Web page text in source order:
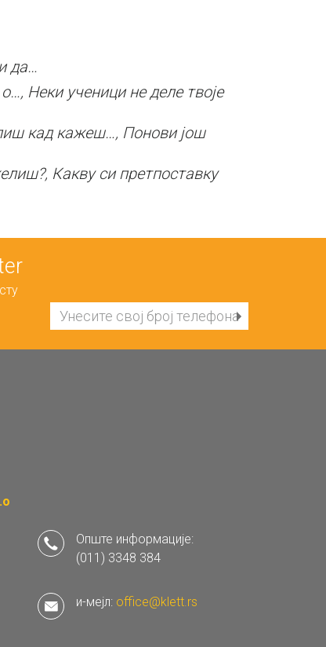
да…
о…, Неки ученици не деле твоје
кад кажеш…, Понови још
Какву си претпоставку
Опште информације:
(011) 3348 384
и-мејл: office@klett.rs